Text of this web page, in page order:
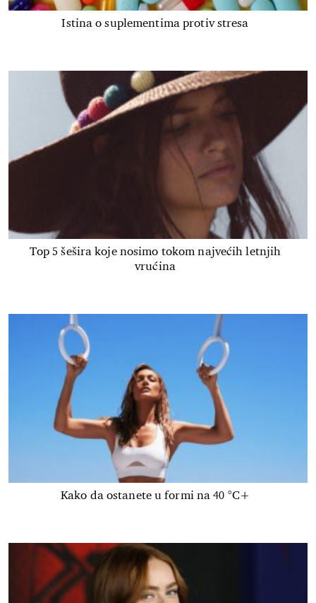
Istina o suplementima protiv stresa
Top 5 šešira koje nosimo tokom najvećih letnjih
vrućina
Kako da ostanete u formi na 40 °C+